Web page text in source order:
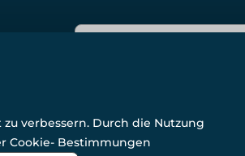
2007-2026.
verbessern. Durch die Nutzung
Cookie- Bestimmungen